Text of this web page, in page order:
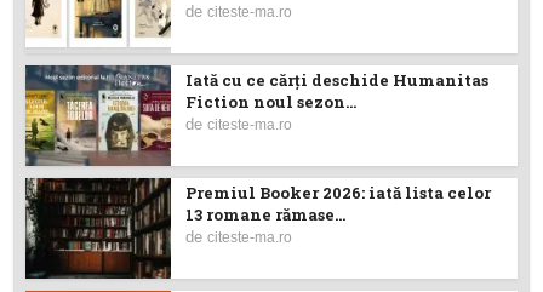
deciteste-ma.ro
Iată cu ce cărţi deschide Humanitas
Fiction noul sezon...
deciteste-ma.ro
Premiul Booker 2026: iată lista celor
13 romane rămase...
deciteste-ma.ro